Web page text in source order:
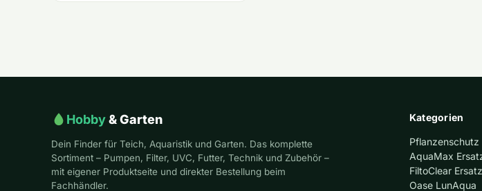
Hobby& Garten
Dein Finder für Teich, Aquaristik und Garten. Das komplette
Sortiment – Pumpen, Filter, UVC, Futter, Technik und Zubehör –
mit eigener Produktseite und direkter Bestellung beim
Fachhändler.
Kategorien
Pflanzenschutz
AquaMax
FiltoClear
Oase LunAqua